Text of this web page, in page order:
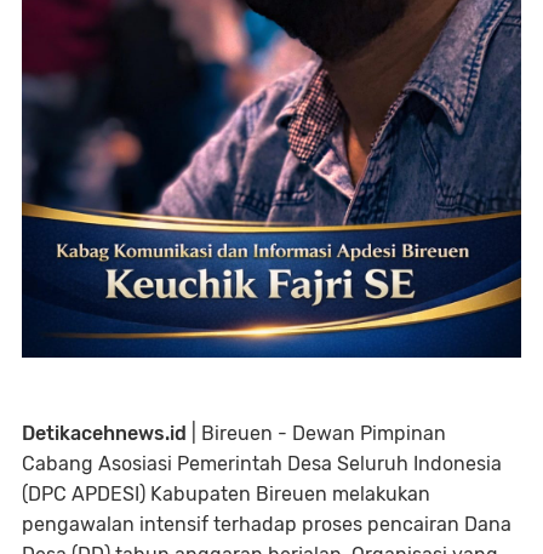
Detikacehnews.id
| Bireuen - Dewan Pimpinan
Cabang Asosiasi Pemerintah Desa Seluruh Indonesia
(DPC APDESI) Kabupaten Bireuen melakukan
pengawalan intensif terhadap proses pencairan Dana